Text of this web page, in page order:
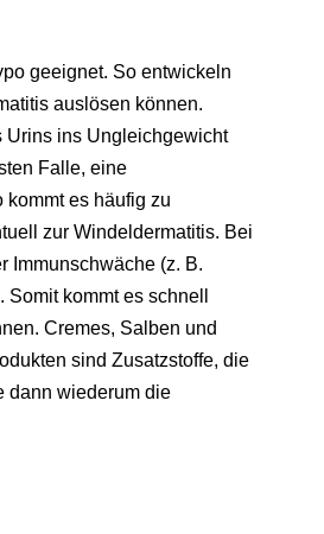
geeignet. So entwickeln
auslösen können.
Urins ins Ungleichgewicht
Falle, eine
es häufig zu
zur Windeldermatitis. Bei
Immunschwäche (z. B.
kommt es schnell
Cremes, Salben und
sind Zusatzstoffe, die
dann wiederum die